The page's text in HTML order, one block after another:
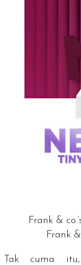
Frank &
Frank
Tak cuma